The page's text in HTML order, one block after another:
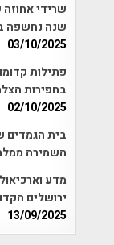
שנה נחשפה
03/10/2025
בחפירות
02/10/2025
בית הגמדים
השמירה
מדע
ירושלים
13/09/2025